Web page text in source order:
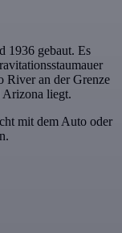
1936 gebaut. Es
River an der Grenze
Arizona liegt.
mit dem Auto oder